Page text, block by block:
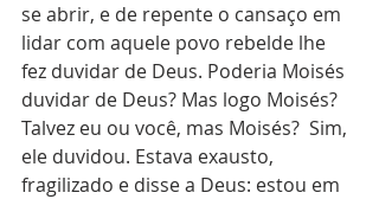
se abrir, e de repente o cansaço em
lidar com aquele povo rebelde lhe
fez duvidar de Deus. Poderia Moisés
duvidar de Deus? Mas logo Moisés?
Talvez eu ou você, mas Moisés?  Sim,
ele duvidou. Estava exausto,
fragilizado e disse a Deus: estou em